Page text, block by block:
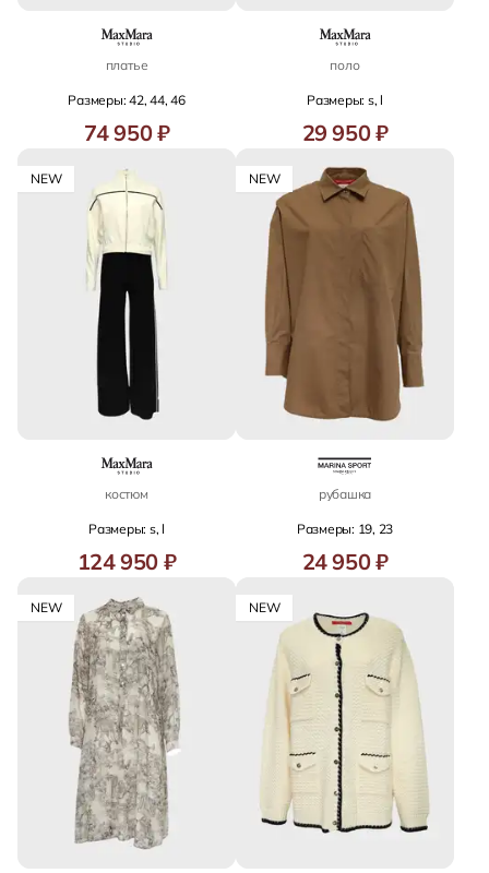
платье
Размеры: 42, 44, 46
74 950 ₽
поло
Размеры: s, l
29 950 ₽
NEW
костюм
Размеры: s, l
124 950 ₽
NEW
рубашка
Размеры: 19, 23
24 950 ₽
NEW NEW